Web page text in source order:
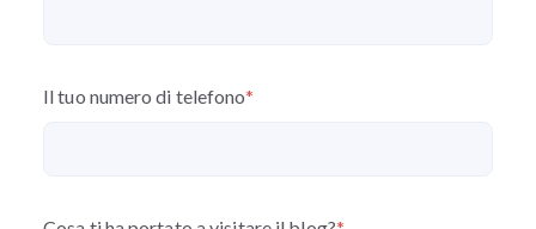
Il tuo numero di telefono*